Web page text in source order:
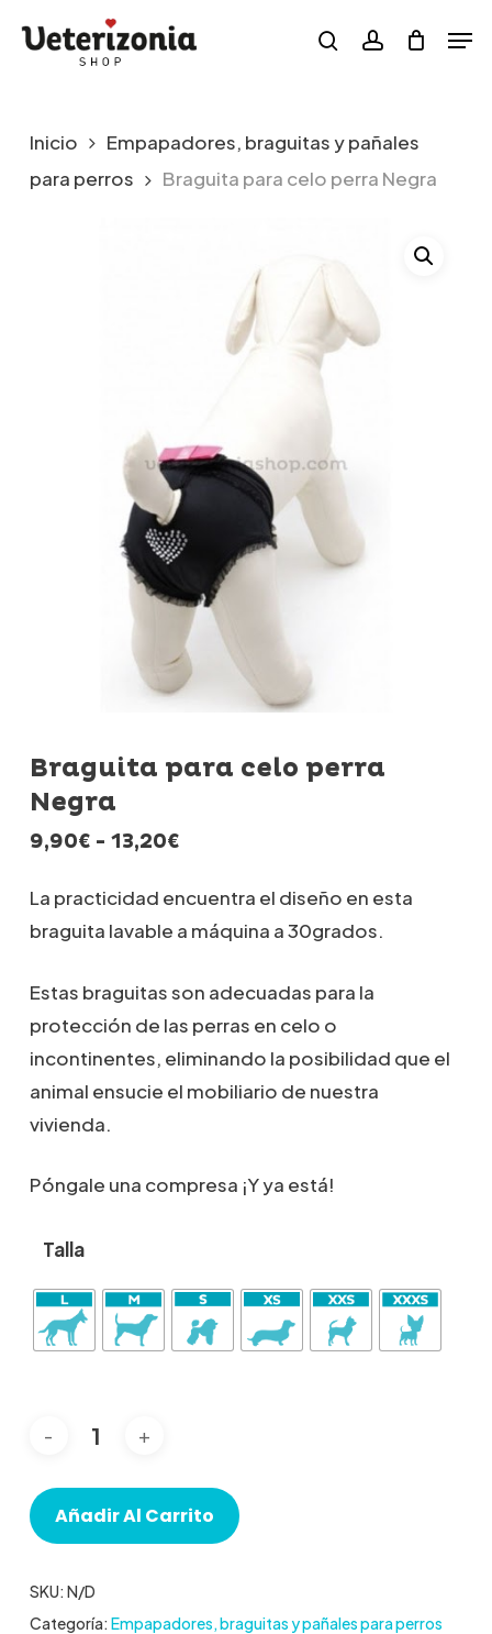
searchaccount
Inicio
Empapadores, braguitas y pañales
para perros
Braguita para celo perra Negra
Braguita para celo perra
Negra
9,90€ - 13,20€Rango
precios:
9,90€
13,20€
La practicidad encuentra el diseño en esta
braguita lavable a máquina a 30grados.
Estas braguitas son adecuadas para la
protección de las perras en celo o
incontinentes, eliminando la posibilidad que el
animal ensucie el mobiliario de nuestra
vivienda.
Póngale una compresa ¡Y ya está!
Talla
Añadir Al Carrito
SKU: N/D
Categoría: Empapadores, braguitas y pañales para perros